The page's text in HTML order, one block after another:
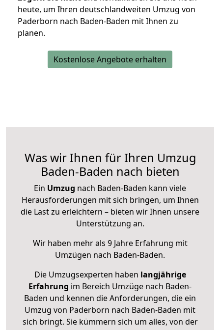
heute, um Ihren deutschlandweiten Umzug von
Paderborn nach Baden-Baden mit Ihnen zu
planen.
Kostenlose Angebote erhalten
Was wir Ihnen für Ihren Umzug
Baden-Baden nach bieten
Ein Umzug nach Baden-Baden kann viele
Herausforderungen mit sich bringen, um Ihnen
die Last zu erleichtern – bieten wir Ihnen unsere
Unterstützung an.
Wir haben mehr als 9 Jahre Erfahrung mit
Umzügen nach Baden-Baden.
Die Umzugsexperten haben langjährige
Erfahrung im Bereich Umzüge nach Baden-
Baden und kennen die Anforderungen, die ein
Umzug von Paderborn nach Baden-Baden mit
sich bringt. Sie kümmern sich um alles, von der